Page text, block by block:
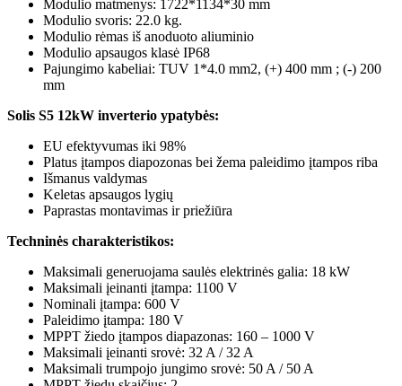
Modulio matmenys: 1722*1134*30 mm
Modulio svoris: 22.0 kg.
Modulio rėmas iš anoduoto aliuminio
Modulio apsaugos klasė IP68
Pajungimo kabeliai: TUV 1*4.0 mm2, (+) 400 mm ; (-) 200
mm
Solis S5 12kW inverterio ypatybės:
EU efektyvumas iki 98%
Platus įtampos diapozonas bei žema paleidimo įtampos riba
Išmanus valdymas
Keletas apsaugos lygių
Paprastas montavimas ir priežiūra
Techninės charakteristikos:
Maksimali generuojama saulės elektrinės galia: 18 kW
Maksimali įeinanti įtampa: 1100 V
Nominali įtampa: 600 V
Paleidimo įtampa: 180 V
MPPT žiedo įtampos diapazonas: 160 – 1000 V
Maksimali įeinanti srovė: 32 A / 32 A
Maksimali trumpojo jungimo srovė: 50 A / 50 A